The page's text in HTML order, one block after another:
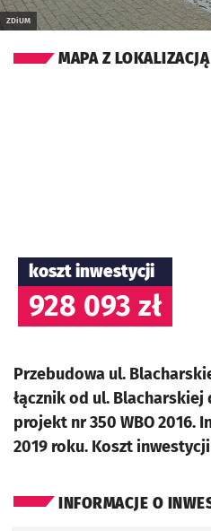
ZDiUM
MAPA Z LOKALIZACJĄ
koszt inwestycji
928 093 zł
Przebudowa ul.
łącznik od ul. Blacharskiej
projekt nr 350 WBO 2016.
2019 roku. Koszt inwestycji
INFORMACJE O